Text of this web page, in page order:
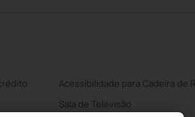
Acessibilidade para Cadeira de
Sala de Televisão